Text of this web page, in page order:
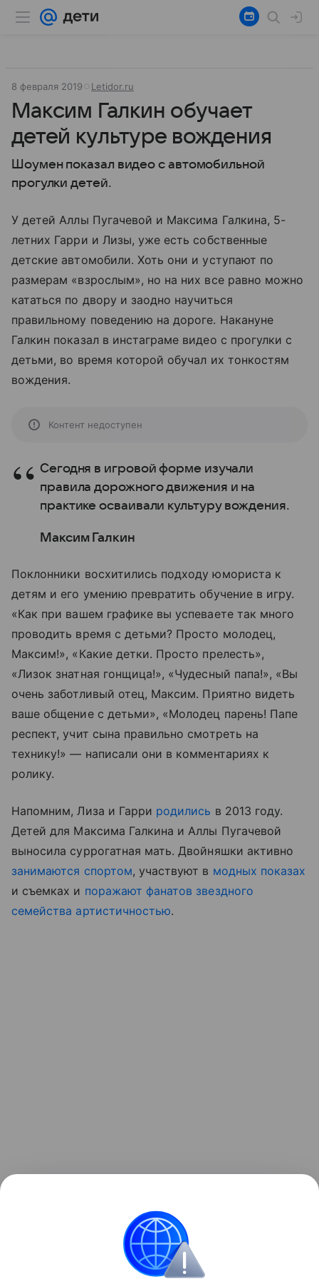
8 февраля 2019 Letidor.ru
Максим Галкин обучает
детей культуре вождения
Шоумен показал видео с автомобильной
прогулки детей.
У детей Аллы Пугачевой и Максима Галкина, 5-
летних Гарри и Лизы, уже есть собственные
детские автомобили. Хоть они и уступают по
размерам «взрослым», но на них все равно можно
кататься по двору и заодно научиться
правильному поведению на дороге. Накануне
Галкин показал в инстаграме видео с прогулки с
детьми, во время которой обучал их тонкостям
вождения.
Контент недоступен
Сегодня в игровой форме изучали
правила дорожного движения и на
практике осваивали культуру вождения.
Максим Галкин
Поклонники восхитились подходу юмориста к
детям и его умению превратить обучение в игру.
«Как при вашем графике вы успеваете так много
проводить время с детьми? Просто молодец,
Максим!», «Какие детки. Просто прелесть»,
«Лизок знатная гонщица!», «Чудесный папа!», «Вы
очень заботливый отец, Максим. Приятно видеть
ваше общение с детьми», «Молодец парень! Папе
респект, учит сына правильно смотреть на
технику!» — написали они в комментариях к
ролику.
Напомним, Лиза и Гарри родились в 2013 году.
Детей для Максима Галкина и Аллы Пугачевой
выносила суррогатная мать. Двойняшки активно
занимаются спортом, участвуют в модных показах
и съемках и поражают фанатов звездного
семейства артистичностью.
Правила воспитания детей от